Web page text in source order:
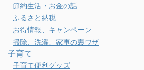
節約生活・お金の話
ふるさと納税
お得情報、キャンペーン
掃除、洗濯、家事の裏ワザ
子育て
子育て便利グッズ